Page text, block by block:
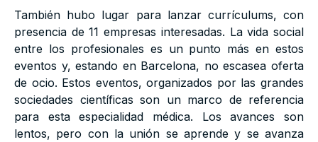
También hubo lugar para lanzar currículums, con
presencia de 11 empresas interesadas. La vida social
entre los profesionales es un punto más en estos
eventos y, estando en Barcelona, no escasea oferta
de ocio. Estos eventos, organizados por las grandes
sociedades científicas son un marco de referencia
para esta especialidad médica. Los avances son
lentos, pero con la unión se aprende y se avanza